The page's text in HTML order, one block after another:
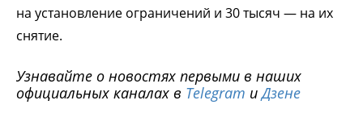
на установление ограничений и 30 тысяч — на их
снятие.
Узнавайте о новостях первыми в наших
официальных каналах в Telegram иДзене